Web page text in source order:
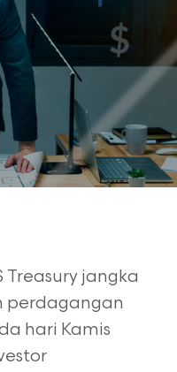
Treasury jangka
perdagangan
hari Kamis